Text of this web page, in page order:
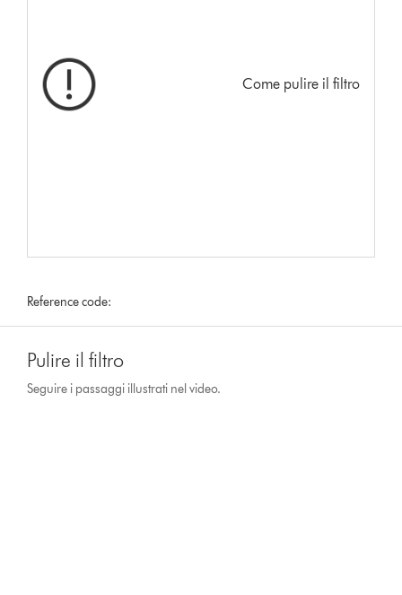
Come pulire il filtro
Reference code:
Pulire il filtro
Seguire i passaggi illustrati nel video.